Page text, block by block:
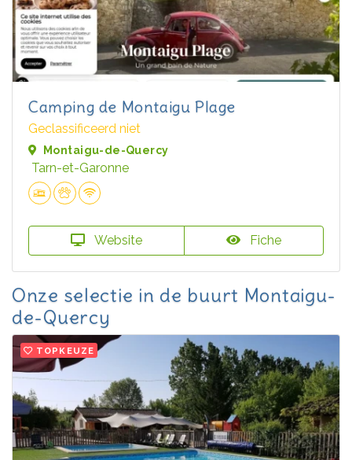
Camping de Montaigu Plage
Geclassificeerd niet
Montaigu-de-Quercy
Tarn-et-Garonne
Website Fiche
Onze selectie in de buurt Montaigu-
de-Quercy
TOPKEUZE